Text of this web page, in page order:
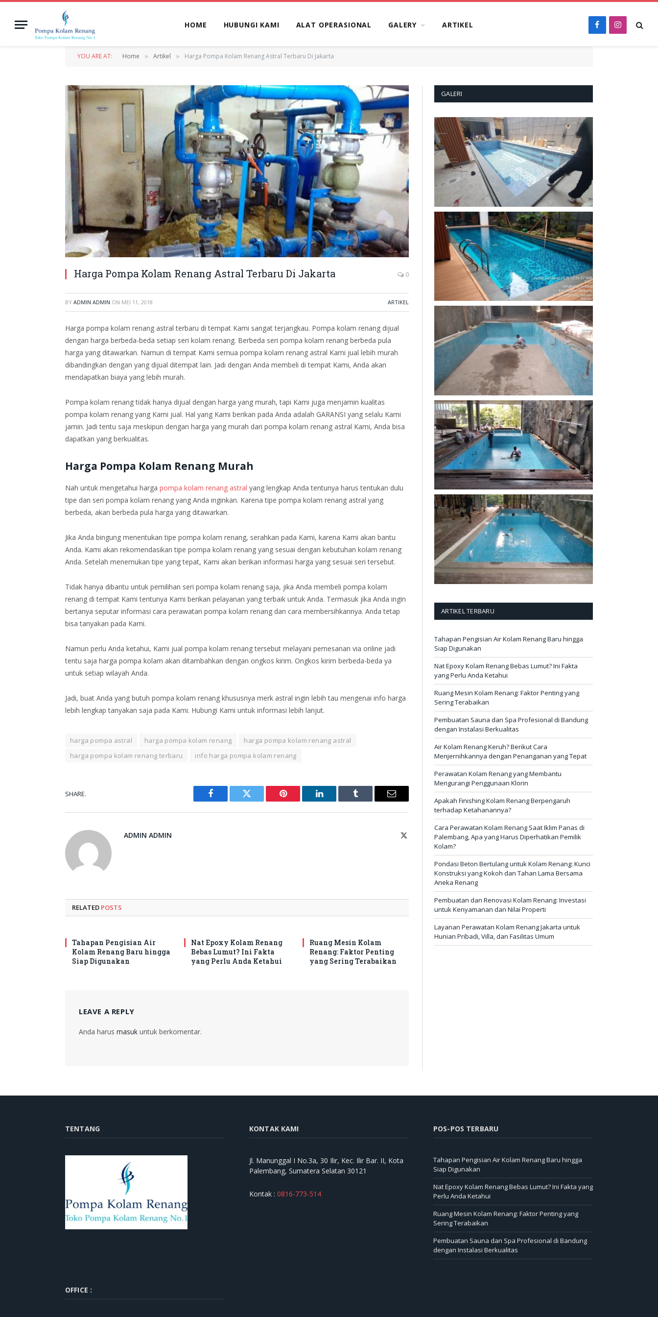
HOME HUBUNGI KAMI ALAT OPERASIONAL GALERY ARTIKEL FacebookInstagram
YOU ARE AT: Home » Artikel » Harga Pompa Kolam Renang Astral Terbaru Di Jakarta
Harga Pompa Kolam Renang Astral Terbaru Di Jakarta 0
BY ADMIN ADMIN ON MEI 11, 2018 ARTIKEL
Harga pompa kolam renang astral terbaru di tempat Kami sangat terjangkau. Pompa kolam renang dijual
dengan harga berbeda-beda setiap seri kolam renang. Berbeda seri pompa kolam renang berbeda pula
harga yang ditawarkan. Namun di tempat Kami semua pompa kolam renang astral Kami jual lebih murah
dibandingkan dengan yang dijual ditempat lain. Jadi dengan Anda membeli di tempat Kami, Anda akan
mendapatkan biaya yang lebih murah.
Pompa kolam renang tidak hanya dijual dengan harga yang murah, tapi Kami juga menjamin kualitas
pompa kolam renang yang Kami jual. Hal yang Kami berikan pada Anda adalah GARANSI yang selalu Kami
jamin. Jadi tentu saja meskipun dengan harga yang murah dari pompa kolam renang astral Kami, Anda bisa
dapatkan yang berkualitas.
Harga Pompa Kolam Renang Murah
Nah untuk mengetahui harga pompa kolam renang astral yang lengkap Anda tentunya harus tentukan dulu
tipe dan seri pompa kolam renang yang Anda inginkan. Karena tipe pompa kolam renang astral yang
berbeda, akan berbeda pula harga yang ditawarkan.
Jika Anda bingung menentukan tipe pompa kolam renang, serahkan pada Kami, karena Kami akan bantu
Anda. Kami akan rekomendasikan tipe pompa kolam renang yang sesuai dengan kebutuhan kolam renang
Anda. Setelah menemukan tipe yang tepat, Kami akan berikan informasi harga yang sesuai seri tersebut.
Tidak hanya dibantu untuk pemilihan seri pompa kolam renang saja, jika Anda membeli pompa kolam
renang di tempat Kami tentunya Kami berikan pelayanan yang terbaik untuk Anda. Termasuk jika Anda ingin
bertanya seputar informasi cara perawatan pompa kolam renang dan cara membersihkannya. Anda tetap
bisa tanyakan pada Kami.
Namun perlu Anda ketahui, Kami jual pompa kolam renang tersebut melayani pemesanan via online jadi
tentu saja harga pompa kolam akan ditambahkan dengan ongkos kirim. Ongkos kirim berbeda-beda ya
untuk setiap wilayah Anda.
Jadi, buat Anda yang butuh pompa kolam renang khususnya merk astral ingin lebih tau mengenai info harga
lebih lengkap tanyakan saja pada Kami. Hubungi Kami untuk informasi lebih lanjut.
harga pompa astral harga pompa kolam renang
harga pompa kolam renang astral
harga pompa kolam renang terbaru
info harga pompa kolam renang
SHARE.
Facebook Twitter Pinterest LinkedIn Tumblr Email
ADMIN ADMIN
RELATED POSTS
Tahapan Pengisian Air
Kolam Renang Baru hingga
Siap Digunakan
Nat Epoxy Kolam Renang
Bebas Lumut? Ini Fakta
yang Perlu Anda Ketahui
Ruang Mesin Kolam
Renang: Faktor Penting
yang Sering Terabaikan
LEAVE A REPLY
Anda harus masuk untuk berkomentar.
GALERI
ARTIKEL TERBARU
Tahapan Pengisian Air Kolam Renang Baru hingga
Siap Digunakan
Nat Epoxy Kolam Renang Bebas Lumut? Ini Fakta
yang Perlu Anda Ketahui
Ruang Mesin Kolam Renang: Faktor Penting yang
Sering Terabaikan
Pembuatan Sauna dan Spa Profesional di Bandung
dengan Instalasi Berkualitas
Air Kolam Renang Keruh? Berikut Cara
Menjernihkannya dengan Penanganan yang Tepat
Perawatan Kolam Renang yang Membantu
Mengurangi Penggunaan Klorin
Apakah Finishing Kolam Renang Berpengaruh
terhadap Ketahanannya?
Cara Perawatan Kolam Renang Saat Iklim Panas di
Palembang, Apa yang Harus Diperhatikan Pemilik
Kolam?
Pondasi Beton Bertulang untuk Kolam Renang: Kunci
Konstruksi yang Kokoh dan Tahan Lama Bersama
Aneka Renang
Pembuatan dan Renovasi Kolam Renang: Investasi
untuk Kenyamanan dan Nilai Properti
Layanan Perawatan Kolam Renang Jakarta untuk
Hunian Pribadi, Villa, dan Fasilitas Umum
TENTANG KONTAK KAMI
Jl. Manunggal I No.3a, 30 Ilir, Kec. Ilir Bar. II, Kota
Palembang, Sumatera Selatan 30121
Kontak : 0816-773-514
POS-POS TERBARU
Tahapan Pengisian Air Kolam Renang Baru hingga
Siap Digunakan
Nat Epoxy Kolam Renang Bebas Lumut? Ini Fakta yang
Perlu Anda Ketahui
Ruang Mesin Kolam Renang: Faktor Penting yang
Sering Terabaikan
Pembuatan Sauna dan Spa Profesional di Bandung
dengan Instalasi Berkualitas
OFFICE :